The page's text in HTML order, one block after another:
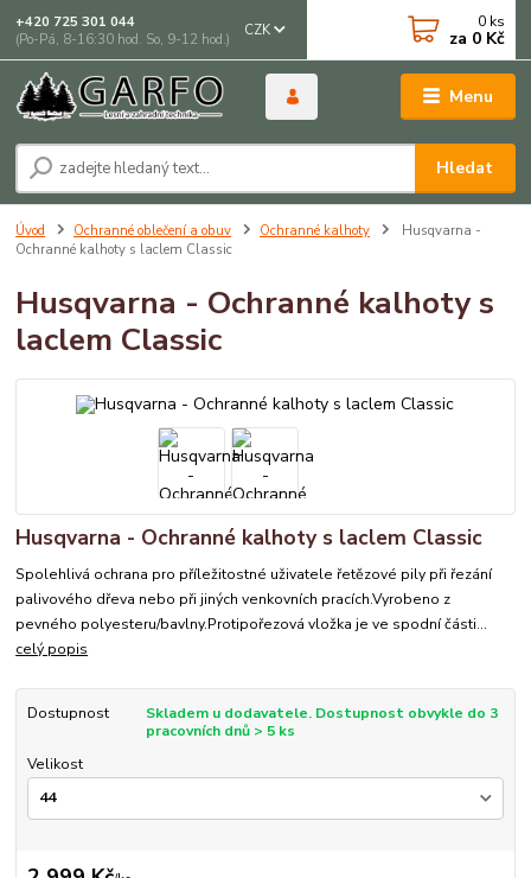
Menu
CZK
Hledat
+420 725 301 044
(Po-Pá, 8-16:30 hod. So, 9-12 hod.)
0 ks
za 0 Kč
Úvod Ochranné oblečení a obuv Ochranné kalhoty
Husqvarna -
Ochranné kalhoty s laclem Classic
Husqvarna - Ochranné kalhoty s
laclem Classic
Husqvarna - Ochranné kalhoty s laclem Classic
Spolehlivá ochrana pro příležitostné uživatele řetězové pily při řezání
palivového dřeva nebo při jiných venkovních pracích.Vyrobeno z
pevného polyesteru/bavlny.Protipořezová vložka je ve spodní části...
celý popis
Dostupnost
Skladem u dodavatele. Dostupnost obvykle do 3
pracovních dnů > 5 ks
Velikost